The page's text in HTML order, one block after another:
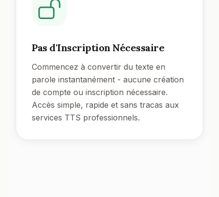
Pas d'Inscription Nécessaire
Commencez à convertir du texte en
parole instantanément - aucune création
de compte ou inscription nécessaire.
Accès simple, rapide et sans tracas aux
services TTS professionnels.